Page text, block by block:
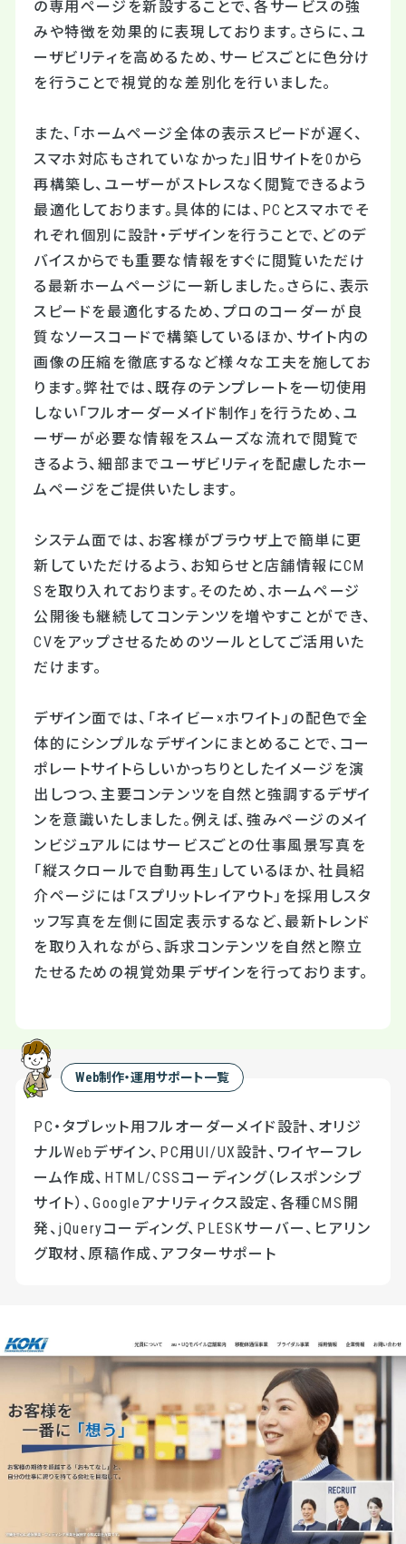
の専用ページを新設することで、各サービスの強
みや特徴を効果的に表現しております。さらに、ユ
ーザビリティを高めるため、サービスごとに色分け
を行うことで視覚的な差別化を行いました。
また、「ホームページ全体の表示スピードが遅く、
スマホ対応もされていなかった」旧サイトを0から
再構築し、ユーザーがストレスなく閲覧できるよう
最適化しております。具体的には、PCとスマホでそ
れぞれ個別に設計・デザインを行うことで、どのデ
バイスからでも重要な情報をすぐに閲覧いただけ
る最新ホームページに一新しました。さらに、表示
スピードを最適化するため、プロのコーダーが良
質なソースコードで構築しているほか、サイト内の
画像の圧縮を徹底するなど様々な工夫を施してお
ります。弊社では、既存のテンプレートを一切使用
しない「フルオーダーメイド制作」を行うため、ユ
ーザーが必要な情報をスムーズな流れで閲覧で
きるよう、細部までユーザビリティを配慮したホー
ムページをご提供いたします。
システム面では、お客様がブラウザ上で簡単に更
新していただけるよう、お知らせと店舗情報にCM
Sを取り入れております。そのため、ホームページ
公開後も継続してコンテンツを増やすことができ、
CVをアップさせるためのツールとしてご活用いた
だけます。
デザイン面では、「ネイビー×ホワイト」の配色で全
体的にシンプルなデザインにまとめることで、コー
ポレートサイトらしいかっちりとしたイメージを演
出しつつ、主要コンテンツを自然と強調するデザイ
ンを意識いたしました。例えば、強みページのメイ
ンビジュアルにはサービスごとの仕事風景写真を
「縦スクロールで自動再生」しているほか、社員紹
介ページには「スプリットレイアウト」を採用しスタ
ッフ写真を左側に固定表示するなど、最新トレンド
を取り入れながら、訴求コンテンツを自然と際立
たせるための視覚効果デザインを行っております。
Web制作・運用サポート一覧
PC・タブレット用フルオーダーメイド設計、オリジ
ナルWebデザイン、PC用UI/UX設計、ワイヤーフレ
ーム作成、HTML/CSSコーディング（レスポンシブ
サイト）、Googleアナリティクス設定、各種CMS開
発、jQueryコーディング、PLESKサーバー、ヒアリン
グ取材、原稿作成、アフターサポート